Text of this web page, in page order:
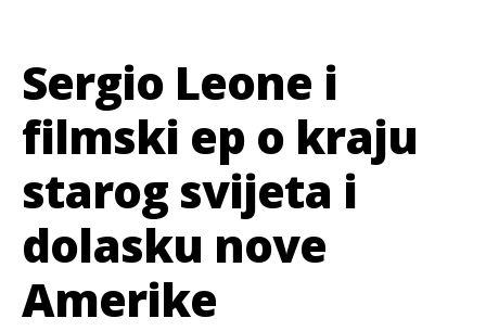
Sergio Leone i
filmski ep o kraju
starog svijeta i
dolasku nove
Amerike